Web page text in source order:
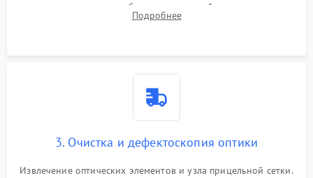
внутренних резьбовых соединений, пружин и
уплотнительных колец. Поиск причин люфта, смещения
Подробнее
3. Очистка и дефектоскопия оптики
Извлечение оптических элементов и узла прицельной сетки.